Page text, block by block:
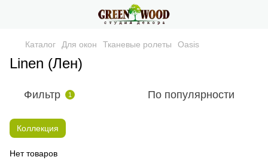
Каталог Для окон Тканевые ролеты Oasis
Linen (Лен)
Фильтр 1 По популярности
Коллекция
Нет товаров